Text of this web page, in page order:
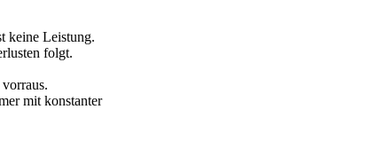
keine Leistung.
folgt.
mit konstanter